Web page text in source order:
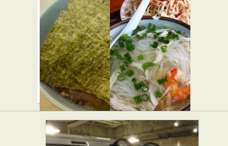
パラボラ
★☆☆
カフェ・喫茶店
バー・居酒屋
麺恋処 い
そじ ★★☆
らーめん屋
らすた ★☆☆
カンボジ